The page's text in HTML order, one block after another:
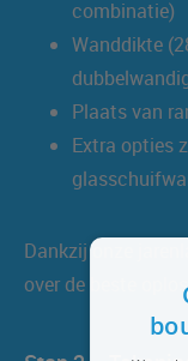
combinatie)
Wanddikte
Plaats van
Extra opties
Dankzij onze
over de beste